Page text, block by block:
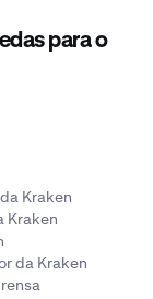
para o
Kraken
Kraken
da Kraken